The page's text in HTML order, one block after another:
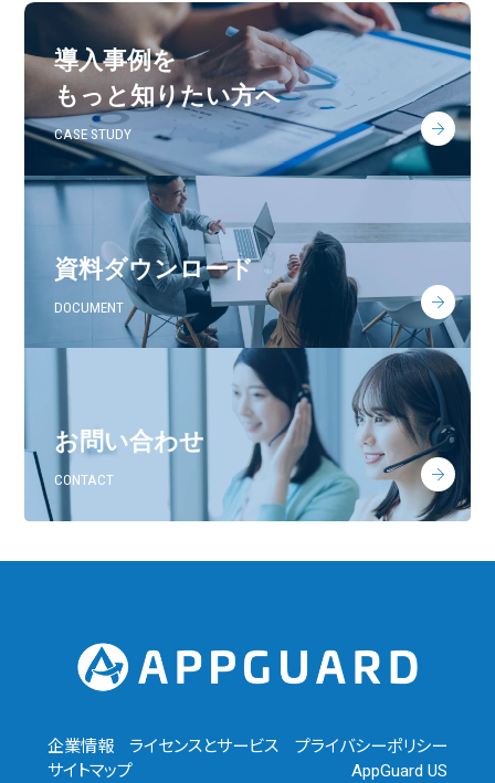
導入事例を
もっと知りたい方へ
CASE STUDY
資料ダウンロード
DOCUMENT
お問い合わせ
CONTACT
企業情報 ライセンスとサービス
プライバシーポリシー
サイトマップ
AppGuard US